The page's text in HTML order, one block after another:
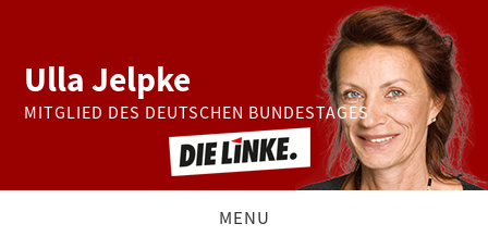
Ulla Jelpke
MITGLIED DES DEUTSCHEN BUNDESTAGES
MENU